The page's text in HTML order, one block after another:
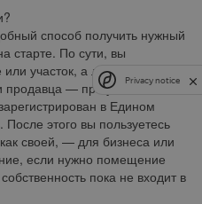
способ получить нужный
старте. По сути, вы
участок, а лизингодатель
продавца — при условии, что
в Едином
этого вы пользуетесь
своей, — для бизнеса или
если нужно помещение
пока не входит в
Privacy notice